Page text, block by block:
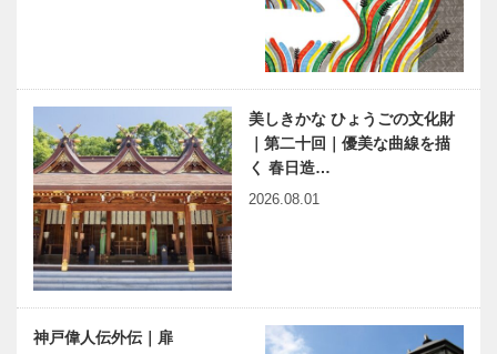
美しきかな ひょうごの文化財
｜第二十回｜優美な曲線を描
く 春日造…
2026.08.01
神戸偉人伝外伝｜扉